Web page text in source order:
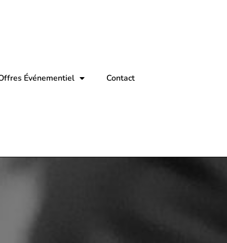
Événementiel Contact